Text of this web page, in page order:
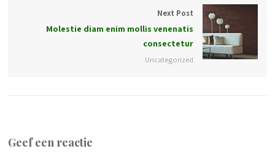
Next Post
Molestie diam enim mollis venenatis
consectetur
Uncategorized
Geef een reactie